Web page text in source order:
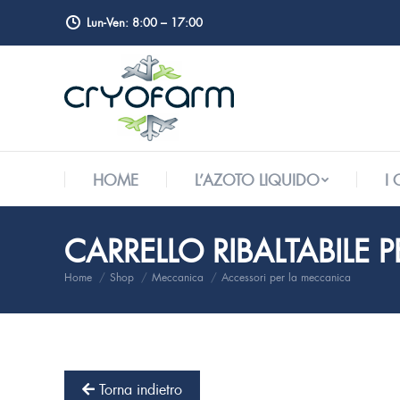
Lun-Ven: 8:00 – 17:00
HOME L’AZOTO LIQUIDO I
CARRELLO RIBALTABILE
Tu sei qui:
Home Shop Meccanica Accessori per la meccanica
Torna indietro
HOME L’AZOTO LIQUIDO